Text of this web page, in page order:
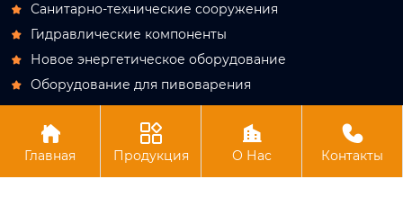
 Санитарно-технические сооружения
 Гидравлические компоненты
 Новое энергетическое оборудование
 Оборудование для пивоварения
Авторское право© АО Лучжоу Хутун Технология

Главная

Продукция

О Нас

Контакты